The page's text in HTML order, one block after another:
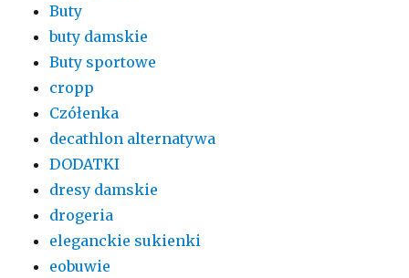
Buty
buty damskie
Buty sportowe
cropp
Czółenka
decathlon alternatywa
DODATKI
dresy damskie
drogeria
eleganckie sukienki
eobuwie